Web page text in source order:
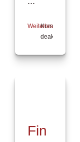
Weiterlesen
Kommentare
deaktiviert
Keine
Fin